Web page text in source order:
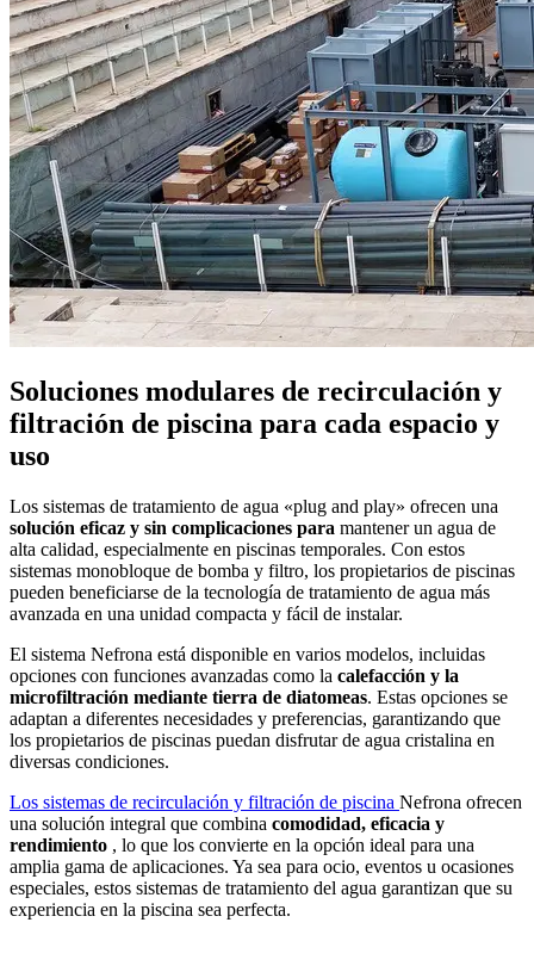
Soluciones modulares de recirculación y
filtración de piscina para cada espacio y
uso
Los sistemas de tratamiento de agua «plug and play» ofrecen una
solución eficaz y sin complicaciones para mantener un agua de
alta calidad, especialmente en piscinas temporales. Con estos
sistemas monobloque de bomba y filtro, los propietarios de piscinas
pueden beneficiarse de la tecnología de tratamiento de agua más
avanzada en una unidad compacta y fácil de instalar.
El sistema Nefrona está disponible en varios modelos, incluidas
opciones con funciones avanzadas como la calefacción y la
microfiltración mediante tierra de diatomeas. Estas opciones se
adaptan a diferentes necesidades y preferencias, garantizando que
los propietarios de piscinas puedan disfrutar de agua cristalina en
diversas condiciones.
Los sistemas de recirculación y filtración de piscina Nefrona ofrecen
una solución integral que combina comodidad, eficacia y
rendimiento , lo que los convierte en la opción ideal para una
amplia gama de aplicaciones. Ya sea para ocio, eventos u ocasiones
especiales, estos sistemas de tratamiento del agua garantizan que su
experiencia en la piscina sea perfecta.